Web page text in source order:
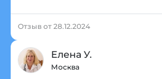
Отзыв от 28.12.2024
Елена У.
Москва